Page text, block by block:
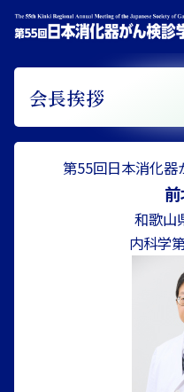
会長挨拶
第55回日本消化器
和歌山
内科学